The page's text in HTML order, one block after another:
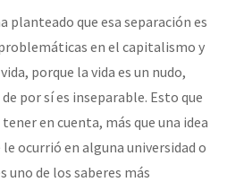
planteado que esa separación es
en el capitalismo y
porque la vida es un nudo,
por sí es inseparable. Esto que
en cuenta, más que una idea
le ocurrió en alguna universidad o
uno de los saberes más